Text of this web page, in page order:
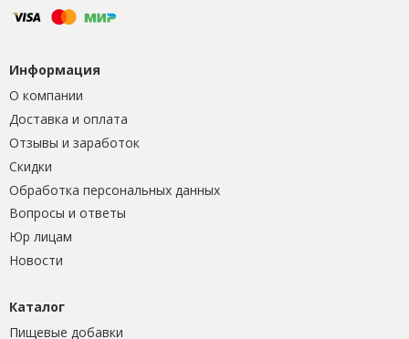
Информация
О компании
Доставка и оплата
Отзывы и заработок
Скидки
Обработка персональных данных
Вопросы и ответы
Юр лицам
Новости
Каталог
Пищевые добавки